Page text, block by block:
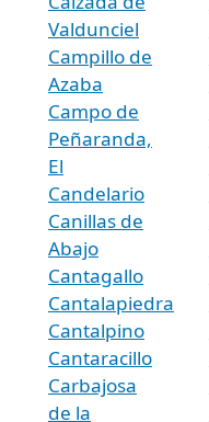
Valdunciel
Campillo de
Azaba
Campo de
Peñaranda,
El
Candelario
Canillas de
Abajo
Cantagallo
Cantalapiedra
Cantalpino
Cantaracillo
Carbajosa
de la